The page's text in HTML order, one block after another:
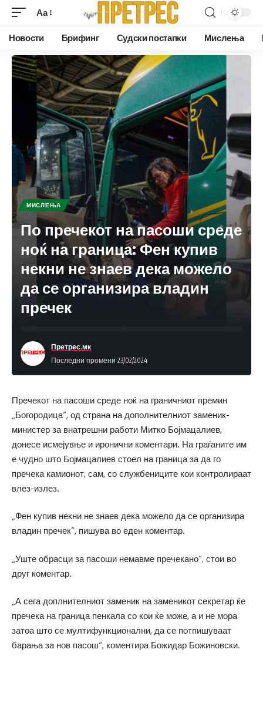
Аа
Новости Брифинг Судски постапки Мислења
МИСЛЕЊА
По пречекот на пасоши среде
ноќ на граница: Фен купив
некни не знаев дека можело
да се организира владин
пречек
Последни промени 23/02/2024
Претрес.мк
Пречекот на пасоши среде ноќ на граничниот премин
„Богородица“, од страна на дополнителниот заменик-
министер за внатрешни работи Митко Бојмацалиев,
донесе исмејувње и иронични коментари. На граѓаните им
е чудно што Бојмацалиев стоел на граница за да го
пречека камионот, сам, со службениците кои контролираат
влез-излез.
„Фен купив некни не знаев дека можело да се организира
владин пречек“, пишува во еден коментар.
„Уште обрасци за пасоши немавме пречекано“, стои во
друг коментар.
„А сега доплнителниот заменик на заменикот секретар ќе
пречека на граница пенкала со кои ќе може, а и не мора
затоа што се мултифункционални, да се потпишуваат
барања за нов пасош“, коментира Божидар Божиновски.